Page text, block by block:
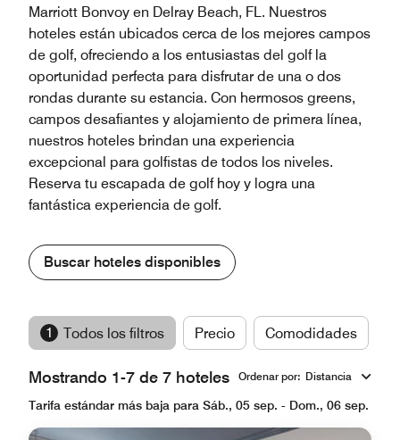
Marriott Bonvoy en Delray Beach, FL. Nuestros
hoteles están ubicados cerca de los mejores campos
de golf, ofreciendo a los entusiastas del golf la
oportunidad perfecta para disfrutar de una o dos
rondas durante su estancia. Con hermosos greens,
campos desafiantes y alojamiento de primera línea,
nuestros hoteles brindan una experiencia
excepcional para golfistas de todos los niveles.
Reserva tu escapada de golf hoy y logra una
fantástica experiencia de golf.
Buscar hoteles disponibles
1 Todos los filtros Precio Comodidades
Mostrando 1-7 de 7 hoteles Ordenar por: Distancia
Tarifa estándar más baja para Sáb., 05 sep. - Dom., 06 sep.